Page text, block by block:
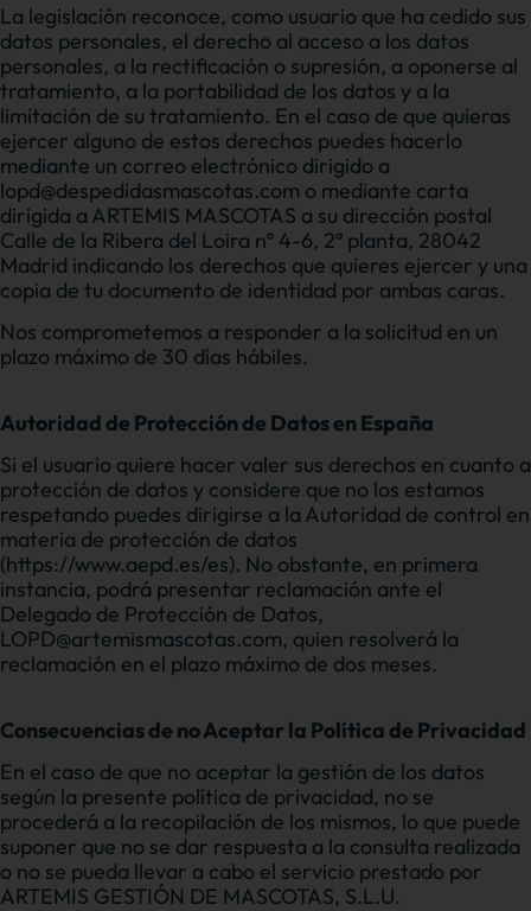
La legislación reconoce, como usuario que ha cedido sus
datos personales, el derecho al acceso a los datos
personales, a la rectificación o supresión, a oponerse al
tratamiento, a la portabilidad de los datos y a la
limitación de su tratamiento. En el caso de que quieras
ejercer alguno de estos derechos puedes hacerlo
mediante un correo electrónico dirigido a
lopd@despedidasmascotas.com o mediante carta
dirigida a ARTEMIS MASCOTAS a su dirección postal
Calle de la Ribera del Loira nº 4-6, 2ª planta, 28042
Madrid indicando los derechos que quieres ejercer y una
copia de tu documento de identidad por ambas caras.
Nos comprometemos a responder a la solicitud en un
plazo máximo de 30 días hábiles.
Autoridad de Protección de Datos en España
Si el usuario quiere hacer valer sus derechos en cuanto a
protección de datos y considere que no los estamos
respetando puedes dirigirse a la Autoridad de control en
materia de protección de datos
(https://www.aepd.es/es). No obstante, en primera
instancia, podrá presentar reclamación ante el
Delegado de Protección de Datos,
LOPD@artemismascotas.com, quien resolverá la
reclamación en el plazo máximo de dos meses.
Consecuencias de no Aceptar la Política de Privacidad
En el caso de que no aceptar la gestión de los datos
según la presente política de privacidad, no se
procederá a la recopilación de los mismos, lo que puede
suponer que no se dar respuesta a la consulta realizada
o no se pueda llevar a cabo el servicio prestado por
ARTEMIS GESTIÓN DE MASCOTAS, S.L.U.